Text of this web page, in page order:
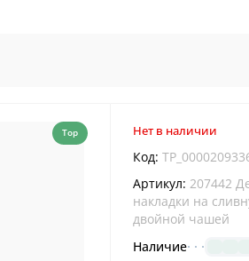
Top Нет в наличии
Код:
Артикул: 207442
накладки на
двойной чашей
Наличие